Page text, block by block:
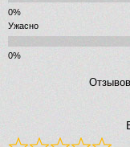
Ужасно